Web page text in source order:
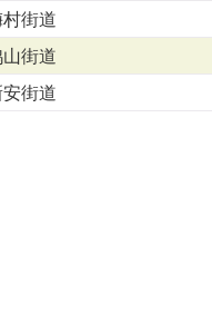
村街道
山街道
安街道